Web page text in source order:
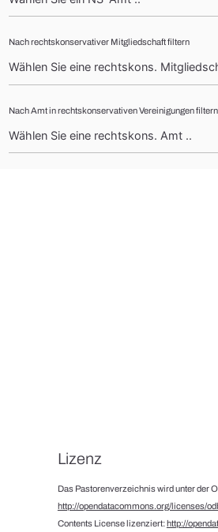
Nach rechtskonservativer Mitgliedschaft filtern
Nach Amt in rechtskonservativen Vereinigungen filtern
Lizenz
Das Pastorenverzeichnis wird unter der
http://opendatacommons.org/licenses/
Contents License lizenziert: http://